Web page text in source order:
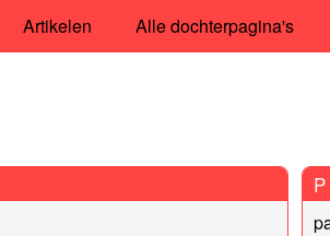
Artikelen Alle dochterpagina's
P